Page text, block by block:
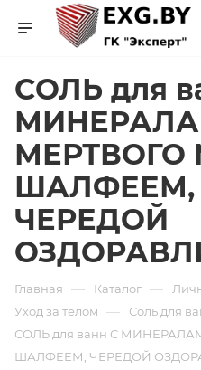
СОЛЬ для
МЕРТВОГО
ШАЛФЕЕМ,
ЧЕРЕДОЙ
Главная — Каталог —
Уход за телом — Соль для
СОЛЬ для ванн С
ШАЛФЕЕМ, ЧЕРЕДОЙ